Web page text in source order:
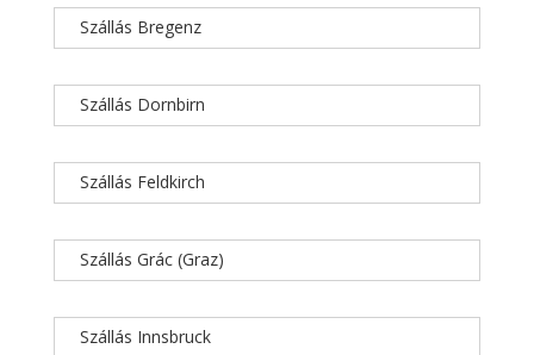
Szállás Bregenz
Szállás Dornbirn
Szállás Feldkirch
Szállás Grác (Graz)
Szállás Innsbruck